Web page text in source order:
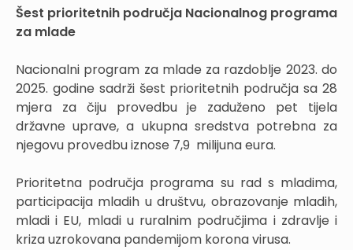
Šest prioritetnih područja Nacionalnog programa
za mlade
Nacionalni program za mlade za razdoblje 2023. do
2025. godine sadrži šest prioritetnih područja sa 28
mjera za čiju provedbu je zaduženo pet tijela
državne uprave, a ukupna sredstva potrebna za
njegovu provedbu iznose 7,9 milijuna eura.
Prioritetna područja programa su rad s mladima,
participacija mladih u društvu, obrazovanje mladih,
mladi i EU, mladi u ruralnim područjima i zdravlje i
kriza uzrokovana pandemijom korona virusa.